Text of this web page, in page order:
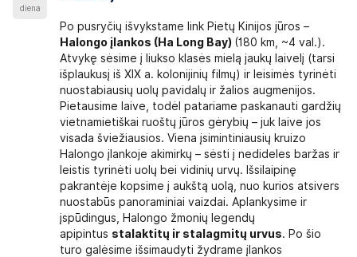
diena
Po pusryčių išvykstame link Pietų Kinijos jūros –
Halongo įlankos (Ha Long Bay) (180 km, ~4 val.).
Atvykę sėsime į liukso klasės mielą jaukų laivelį (tarsi
išplaukusį iš XIX a. kolonijinių filmų) ir leisimės tyrinėti
nuostabiausių uolų pavidalų ir žalios augmenijos.
Pietausime laive, todėl patariame paskanauti gardžių
vietnamietiškai ruoštų jūros gėrybių – juk laive jos
visada šviežiausios. Viena įsimintiniausių kruizo
Halongo įlankoje akimirkų – sėsti į nedideles baržas ir
leistis tyrinėti uolų bei vidinių urvų. Išsilaipinę
pakrantėje kopsime į aukštą uolą, nuo kurios atsivers
nuostabūs panoraminiai vaizdai. Aplankysime ir
įspūdingus, Halongo žmonių legendų
apipintus stalaktitų ir stalagmitų urvus. Po šio
turo galėsime išsimaudyti žydrame įlankos